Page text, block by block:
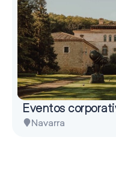
Eventos
Navarra